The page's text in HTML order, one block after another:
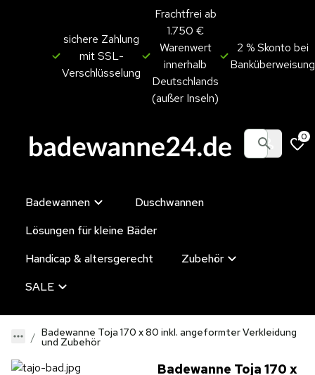
sichere Zahlung
mit SSL-
Verschlüsselung
Frachtfrei ab
1.750 €
Warenwert
innerhalb
Deutschlands
(außer Inseln)
2 % Skonto bei
Banküberweisung
0
Badewannen
Duschwannen
Lösungen für kleine Bäder
Handicap & altersgerecht
Zubehör
SALE
Badewanne Toja 170 x 80 inkl. angeformter Verkleidung
und Zubehör
Badewanne Toja 170 x